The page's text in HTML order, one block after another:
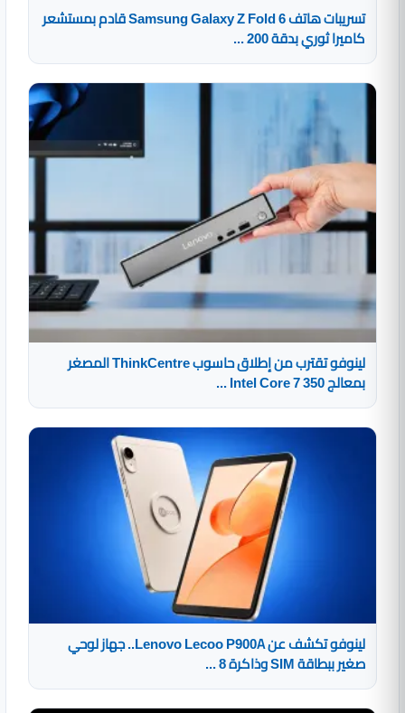
تسريبات هاتف Samsung Galaxy Z Fold 6 قادم بمستشعر
كاميرا ثوري بدقة 200 ...
لينوفو تقترب من إطلاق حاسوب ThinkCentre المصغر
بمعالج Intel Core 7 350 ...
لينوفو تكشف عن Lenovo Lecoo P900A.. جهاز لوحي
صغير ببطاقة SIM وذاكرة 8 ...